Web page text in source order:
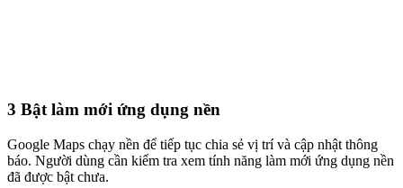
3 Bật làm mới ứng dụng nền
Google Maps chạy nền để tiếp tục chia sẻ vị trí và cập nhật thông
báo. Người dùng cần kiểm tra xem tính năng làm mới ứng dụng nền
đã được bật chưa.